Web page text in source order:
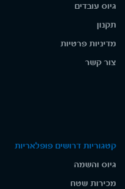
גיוס עובדים
תקנון
מדיניות פרטיות
צור קשר
קטגוריות דרושים פופלאריות
גיוס והשמה
מכירות שטח